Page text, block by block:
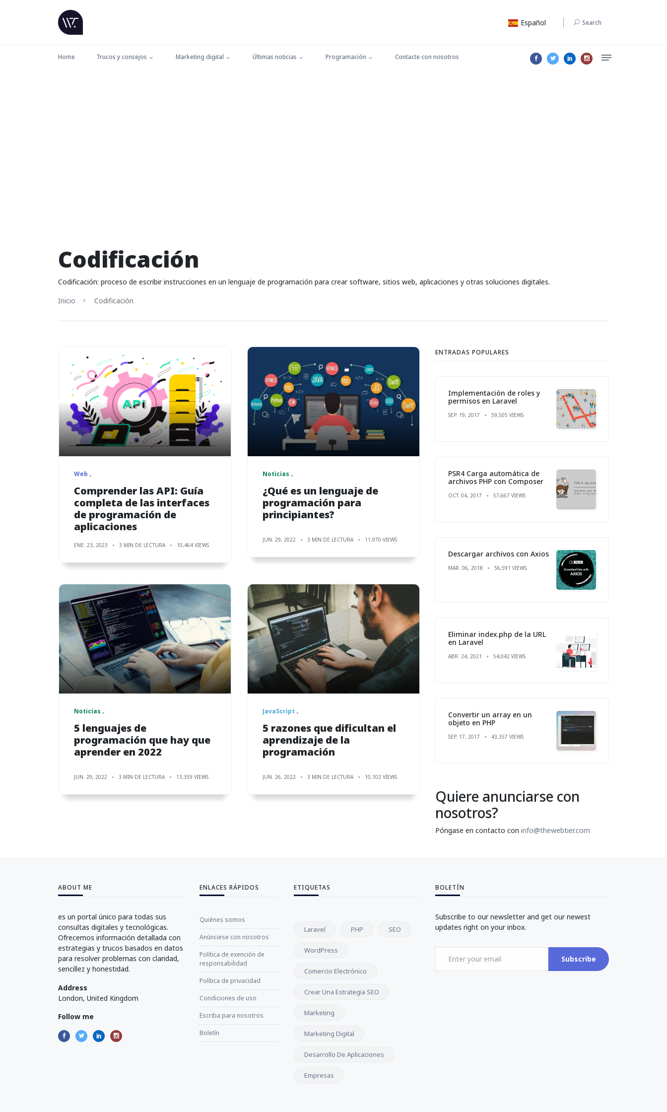
Español Search
Home Trucos y consejos Marketing digital Últimas noticias Programación Contacte con nosotros
Codificación
Codificación: proceso de escribir instrucciones en un lenguaje de programación para crear software, sitios web, aplicaciones y otras soluciones digitales.
Inicio
Codificación
Web
Comprender las API: Guía
completa de las interfaces
de programación de
aplicaciones
ENE. 23, 2023 3 MIN DE LECTURA 10,464 VIEWS
Noticias
¿Qué es un lenguaje de
programación para
principiantes?
JUN. 29, 2022 3 MIN DE LECTURA 11,970 VIEWS
Noticias
5 lenguajes de
programación que hay que
aprender en 2022
JUN. 29, 2022 3 MIN DE LECTURA 13,359 VIEWS
JavaScript
5 razones que dificultan el
aprendizaje de la
programación
JUN. 26, 2022 3 MIN DE LECTURA 10,102 VIEWS
ENTRADAS POPULARES
Implementación de roles y
permisos en Laravel
SEP. 19, 2017 59,505 VIEWS
PSR4 Carga automática de
archivos PHP con Composer
OCT. 04, 2017 57,667 VIEWS
Descargar archivos con Axios
MAR. 06, 2018 56,591 VIEWS
Eliminar index.php de la URL
en Laravel
ABR. 24, 2021 54,042 VIEWS
Convertir un array en un
objeto en PHP
SEP. 17, 2017 43,357 VIEWS
Quiere anunciarse con
nosotros?
Póngase en contacto con info@thewebtier.com
ABOUT ME
es un portal único para todas sus
consultas digitales y tecnológicas.
Ofrecemos información detallada con
estrategias y trucos basados en datos
para resolver problemas con claridad,
sencillez y honestidad.
Address
London, United Kingdom
Follow me
ENLACES RÁPIDOS
Quiénes somos
Anúnciese con nosotros
Política de exención de
responsabilidad
Política de privacidad
Condiciones de uso
Escriba para nosotros
Boletín
ETIQUETAS
Laravel PHP SEO
WordPress
Comercio Electrónico
Crear Una Estrategia SEO
Marketing
Marketing Digital
Desarrollo De Aplicaciones
Empresas
BOLETÍN
Subscribe to our newsletter and get our newest
updates right on your inbox.
Subscribe